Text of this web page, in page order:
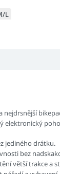
L
nejdrsnější
elektronický
jediného drátku.
bez
větší trakce a